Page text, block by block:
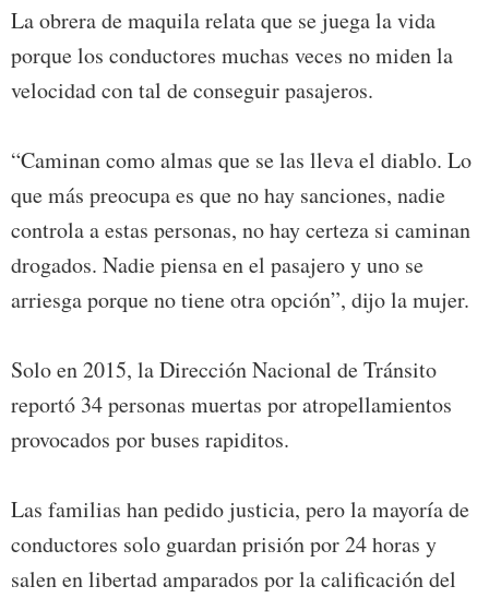
La obrera de maquila relata que se juega la vida
porque los conductores muchas veces no miden la
velocidad con tal de conseguir pasajeros.
“Caminan como almas que se las lleva el diablo. Lo
que más preocupa es que no hay sanciones, nadie
controla a estas personas, no hay certeza si caminan
drogados. Nadie piensa en el pasajero y uno se
arriesga porque no tiene otra opción”, dijo la mujer.
Solo en 2015, la Dirección Nacional de Tránsito
reportó 34 personas muertas por atropellamientos
provocados por buses rapiditos.
Las familias han pedido justicia, pero la mayoría de
conductores solo guardan prisión por 24 horas y
salen en libertad amparados por la calificación del